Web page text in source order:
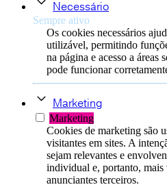
Necessário
Sempre ativo
Os cookies necessários
utilizável, permitindo
na página e acesso a áreas
pode funcionar
Marketing
Marketing
Cookies de marketing são
visitantes em sites. A
sejam relevantes e
individual e, portanto, mais
anunciantes terceiros.